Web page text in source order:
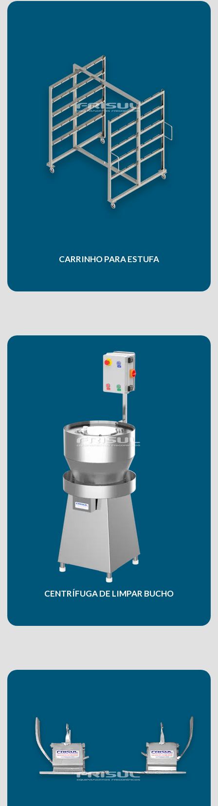
CARRINHO PARA ESTUFA
CENTRÍFUGA DE LIMPAR BUCHO